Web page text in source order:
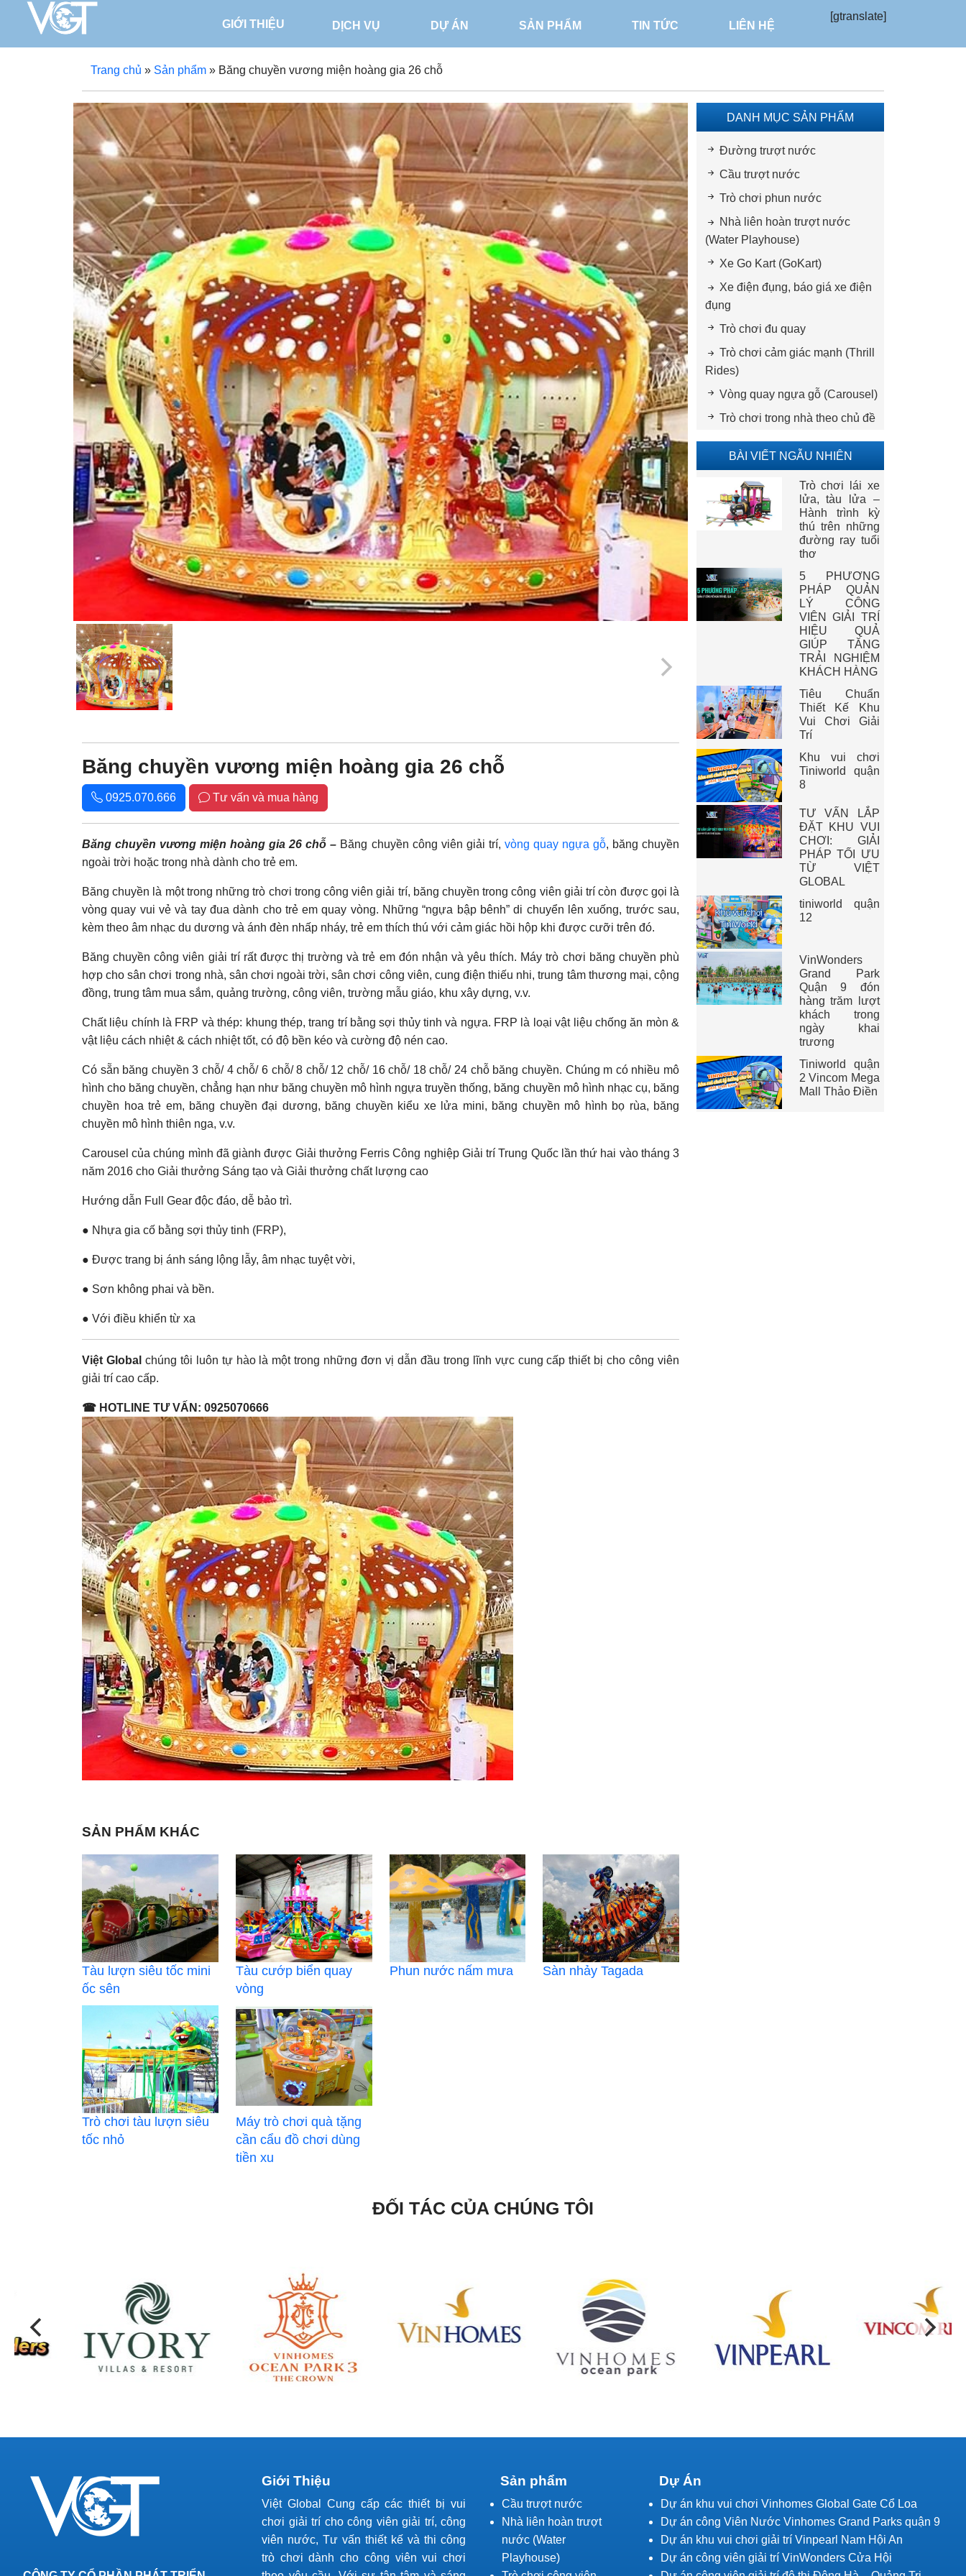
GIỚI THIỆU DỊCH VỤ DỰ ÁN SẢN PHẨM TIN TỨC LIÊN HỆ
[gtranslate]
Trang chủ » Sản phẩm » Băng chuyền vương miện hoàng gia 26 chỗ
Băng chuyền vương miện hoàng gia 26 chỗ
0925.070.666 Tư vấn và mua hàng
Băng chuyền vương miện hoàng gia 26 chỗ – Băng chuyền công viên giải trí, vòng quay ngựa gỗ, băng chuyền
ngoài trời hoặc trong nhà dành cho trẻ em.
Băng chuyền là một trong những trò chơi trong công viên giải trí, băng chuyền trong công viên giải trí còn được gọi là
vòng quay vui vẻ và tay đua dành cho trẻ em quay vòng. Những “ngựa bập bênh” di chuyển lên xuống, trước sau,
kèm theo âm nhạc du dương và ánh đèn nhấp nháy, trẻ em thích thú với cảm giác hồi hộp khi được cưỡi trên đó.
Băng chuyền công viên giải trí rất được thị trường và trẻ em đón nhận và yêu thích. Máy trò chơi băng chuyền phù
hợp cho sân chơi trong nhà, sân chơi ngoài trời, sân chơi công viên, cung điện thiếu nhi, trung tâm thương mại, cộng
đồng, trung tâm mua sắm, quảng trường, công viên, trường mẫu giáo, khu xây dựng, v.v.
Chất liệu chính là FRP và thép: khung thép, trang trí bằng sợi thủy tinh và ngựa. FRP là loại vật liệu chống ăn mòn &
vật liệu cách nhiệt & cách nhiệt tốt, có độ bền kéo và cường độ nén cao.
Có sẵn băng chuyền 3 chỗ/ 4 chỗ/ 6 chỗ/ 8 chỗ/ 12 chỗ/ 16 chỗ/ 18 chỗ/ 24 chỗ băng chuyền. Chúng m có nhiều mô
hình cho băng chuyền, chẳng hạn như băng chuyền mô hình ngựa truyền thống, băng chuyền mô hình nhạc cụ, băng
chuyền hoa trẻ em, băng chuyền đại dương, băng chuyền kiểu xe lửa mini, băng chuyền mô hình bọ rùa, băng
chuyền mô hình thiên nga, v.v.
Carousel của chúng mình đã giành được Giải thưởng Ferris Công nghiệp Giải trí Trung Quốc lần thứ hai vào tháng 3
năm 2016 cho Giải thưởng Sáng tạo và Giải thưởng chất lượng cao
Hướng dẫn Full Gear độc đáo, dễ bảo trì.
● Nhựa gia cố bằng sợi thủy tinh (FRP),
● Được trang bị ánh sáng lộng lẫy, âm nhạc tuyệt vời,
● Sơn không phai và bền.
● Với điều khiển từ xa
Việt Global chúng tôi luôn tự hào là một trong những đơn vị dẫn đầu trong lĩnh vực cung cấp thiết bị cho công viên
giải trí cao cấp.
☎ HOTLINE TƯ VẤN: 0925070666
SẢN PHẨM KHÁC
Tàu lượn siêu tốc mini
ốc sên
Tàu cướp biển quay
vòng
Phun nước nấm mưa Sàn nhảy Tagada
Trò chơi tàu lượn siêu
tốc nhỏ
Máy trò chơi quà tặng
cần cẩu đồ chơi dùng
tiền xu
DANH MỤC SẢN PHẨM
Đường trượt nước
Cầu trượt nước
Trò chơi phun nước
Nhà liên hoàn trượt nước
(Water Playhouse)
Xe Go Kart (GoKart)
Xe điện đụng, báo giá xe điện
đụng
Trò chơi đu quay
Trò chơi cảm giác mạnh (Thrill
Rides)
Vòng quay ngựa gỗ (Carousel)
Trò chơi trong nhà theo chủ đề
BÀI VIẾT NGẪU NHIÊN
Trò chơi lái xe
lửa, tàu lửa –
Hành trình kỳ
thú trên những
đường ray tuổi
thơ
5 PHƯƠNG
PHÁP QUẢN
LÝ CÔNG
VIÊN GIẢI TRÍ
HIỆU QUẢ
GIÚP TĂNG
TRẢI NGHIỆM
KHÁCH HÀNG
Tiêu Chuẩn
Thiết Kế Khu
Vui Chơi Giải
Trí
Khu vui chơi
Tiniworld quận
8
TƯ VẤN LẮP
ĐẶT KHU VUI
CHƠI: GIẢI
PHÁP TỐI ƯU
TỪ VIỆT
GLOBAL
tiniworld quận
12
VinWonders
Grand Park
Quận 9 đón
hàng trăm lượt
khách trong
ngày khai
trương
Tiniworld quận
2 Vincom Mega
Mall Thảo Điền
ĐỐI TÁC CỦA CHÚNG TÔI
Giới Thiệu
Việt Global Cung cấp các thiết bị vui
chơi giải trí cho công viên giải trí, công
viên nước, Tư vấn thiết kế và thi công
trò chơi dành cho công viên vui chơi
Sản phẩm
Cầu trượt nước
Nhà liên hoàn trượt
nước (Water
Playhouse)
Dự Án
Dự án khu vui chơi Vinhomes Global Gate Cổ Loa
Dự án công Viên Nước Vinhomes Grand Parks quận 9
Dự án khu vui chơi giải trí Vinpearl Nam Hội An
Dự án công viên giải trí VinWonders Cửa Hội